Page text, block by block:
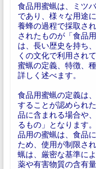
食品用蜜蝋は、ミツ
であり、様々な用途
養蜂の過程で採取さ
されたものが「食品
は、長い歴史を持ち
くの文化で利用され
蜜蝋の定義、特徴、
詳しく述べます。
食品用蜜蝋の定義は
することが認められ
品に含まれる場合や
るもの」となります
品用の蜜蝋は、食品
ため、使用が制限さ
蝋は、厳密な基準に
薬や有害物質の含有